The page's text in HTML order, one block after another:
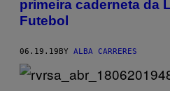
primeira caderneta da
Futebol
06.19.19 BY ALBA CARRERES